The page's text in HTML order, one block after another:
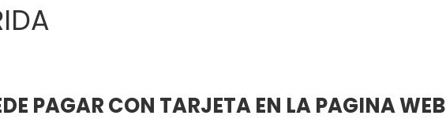
PAGAR CON TARJETA EN LA PAGINA WEB